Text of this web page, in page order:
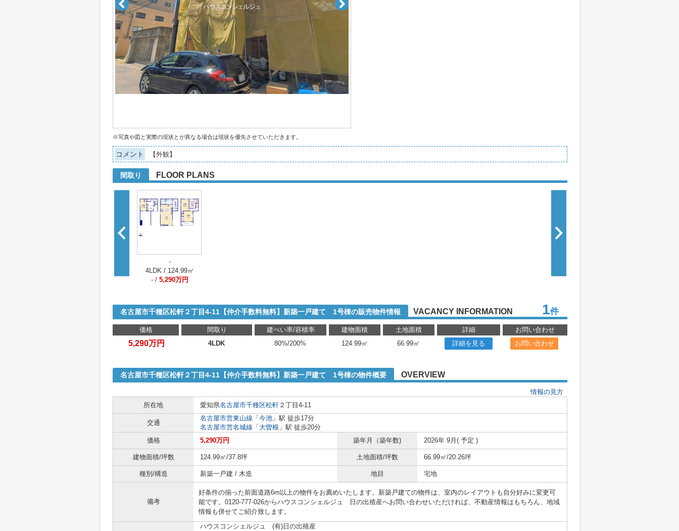
※写真や図と実際の現状とが異なる場合は現状を優先させていただきます。
コメント 【外観】
間取り FLOOR PLANS
-
4LDK / 124.99㎡
- / 5,290万円
名古屋市千種区松軒２丁目4-11【仲介手数料無料】新築一戸建て 1号棟の販売物件情報 VACANCY INFORMATION 1件
価格 間取り 建ぺい率/容積率 建物面積 土地面積 詳細 お問い合わせ
5,290万円 4LDK 80%/200% 124.99㎡ 66.99㎡ 詳細を見る お問い合わせ
名古屋市千種区松軒２丁目4-11【仲介手数料無料】新築一戸建て 1号棟の物件概要 OVERVIEW
情報の見方
所在地
愛知県名古屋市千種区松軒 ２丁目4-11
交通
名古屋市営東山線 「 今池 」駅 徒歩17分
名古屋市営名城線 「 大曽根 」駅 徒歩20分
価格
5,290万円 築年月（築年数) 2026年 9月( 予定 )
建物面積/坪数 124.99㎡/37.8坪 土地面積/坪数 66.99㎡/20.26坪
種別/構造 新築一戸建 / 木造 地目 宅地
備考
好条件の揃った前面道路6m以上の物件をお薦めいたします。新築戸建ての物件は、室内のレイアウトも自分好みに変更可
能です。0120-777-026からハウスコンシェルジュ 日の出殖産へお問い合わせいただければ、不動産情報はもちろん、地域
情報も併せてご紹介致します。
ハウスコンシェルジュ (有)日の出殖産